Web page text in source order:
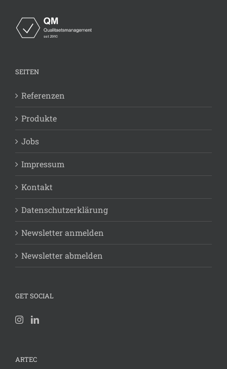
SEITEN
Referenzen
Produkte
Jobs
Impressum
Kontakt
Datenschutzerklärung
Newsletter anmelden
Newsletter abmelden
GET SOCIAL
ARTEC